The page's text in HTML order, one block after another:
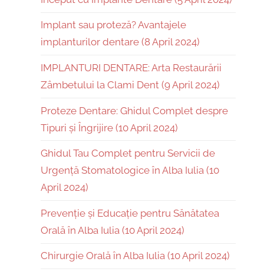
Implant sau proteză? Avantajele
implanturilor dentare (8 April 2024)
IMPLANTURI DENTARE: Arta Restaurării
Zâmbetului la Clami Dent (9 April 2024)
Proteze Dentare: Ghidul Complet despre
Tipuri și Îngrijire (10 April 2024)
Ghidul Tau Complet pentru Servicii de
Urgență Stomatologice în Alba Iulia (10
April 2024)
Prevenție și Educație pentru Sănătatea
Orală în Alba Iulia (10 April 2024)
Chirurgie Orală în Alba Iulia (10 April 2024)